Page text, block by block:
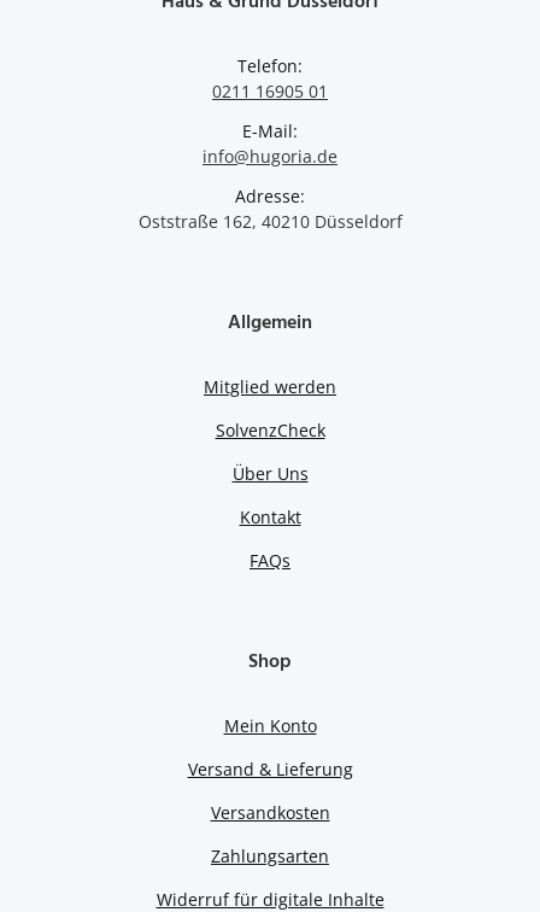
Telefon:
0211 16905 01
E-Mail:
info@hugoria.de
Adresse:
Oststraße 162, 40210 Düsseldorf
Allgemein
Mitglied werden
SolvenzCheck
Über Uns
Kontakt
FAQs
Shop
Mein Konto
Versand & Lieferung
Versandkosten
Zahlungsarten
Widerruf für digitale Inhalte